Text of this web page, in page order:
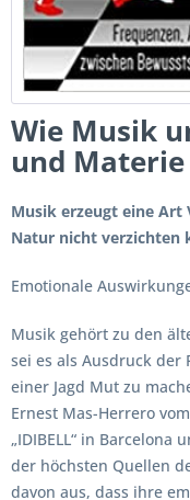
Wie Musik
und
Musik erzeugt eine Art
Natur nicht verzichten
Emotionale
Musik gehört zu den
sei es als Ausdruck der
einer Jagd Mut zu
Ernest Mas-Herrero
„IDIBELL“ in
der höchsten Quellen
davon aus, dass ihre